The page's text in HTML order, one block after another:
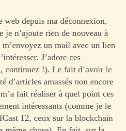
web depuis ma déconnexion,
je n’ajoute rien de nouveau à
un mail avec un lien
J’adore ces
continuez !). Le fait d’avoir le
d’articles amassés non encore
fait réaliser à quel point ces
intéressants (comme je le
12, ceux sur la blockchain